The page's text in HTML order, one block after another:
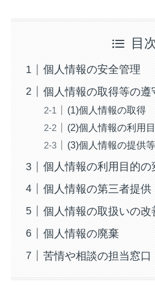
目
個人情報の安全管理
個人情報の取得等の遵
(1)個人情報の取得
(2)個人情報の利用
(3)個人情報の提供等
個人情報の利用目的の
個人情報の第三者提供
個人情報の取扱いの改
個人情報の廃棄
苦情や相談の担当窓口